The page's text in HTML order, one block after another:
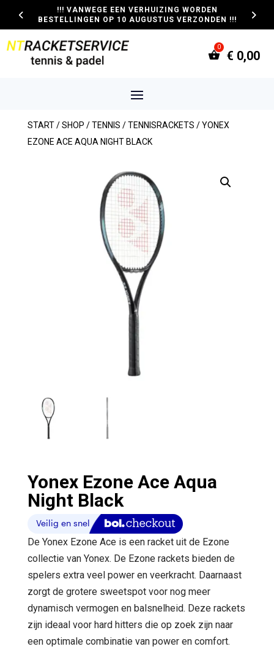
!!! VANWEGE EEN VERHUIZING WORDEN
BESTELLINGEN OP 10 AUGUSTUS VERZONDEN !!!
€ 0,00
START/SHOP /TENNIS /TENNISRACKETS / YONEX
EZONE ACE AQUA NIGHT BLACK
Yonex Ezone Ace Aqua
Night Black
De Yonex Ezone Ace is een racket uit de Ezone
collectie van Yonex. De Ezone rackets bieden de
spelers extra veel power en veerkracht. Daarnaast
zorgt de grotere sweetspot voor nog meer
dynamisch vermogen en balsnelheid. Deze rackets
zijn ideaal voor hard hitters die op zoek zijn naar
een optimale combinatie van power en comfort.